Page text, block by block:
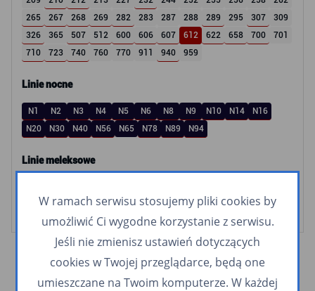
265
267 268 269 282 283 287 288 289 295 307
309
326
365 507 512 600 606 607 612 622 658 700
701
710
723 740 760 770 911 940 959
Linie nocne
N1 N2 N3 N4 N5 N6 N8 N9 N10 N14
N16
N20
N30 N40 N56 N65 N78 N89 N94
Linie meleksowe
W ramach serwisu stosujemy pliki cookies by
umożliwić Ci wygodne korzystanie z serwisu.
Jeśli nie zmienisz ustawień dotyczących
cookies w Twojej przeglądarce, będą one
umieszczane na Twoim komputerze. W każdej